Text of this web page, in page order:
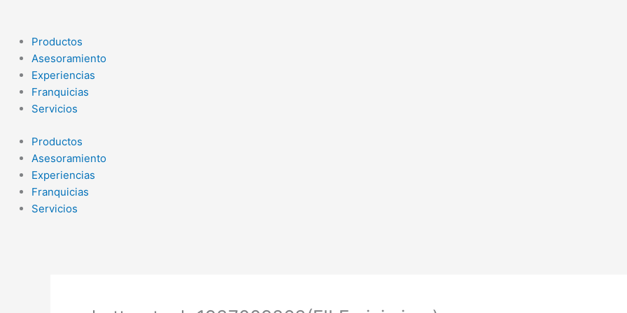
contenidoProductos
Asesoramiento
Experiencias
Franquicias
Servicios
Productos
Asesoramiento
Experiencias
Franquicias
Servicios